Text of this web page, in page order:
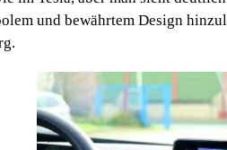
und bewährtem Design